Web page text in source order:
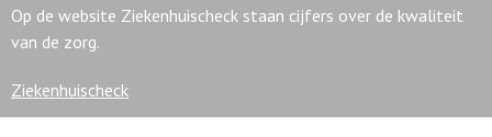
Op de website Ziekenhuischeck staan cijfers over de kwaliteit
van de zorg.
Ziekenhuischeck